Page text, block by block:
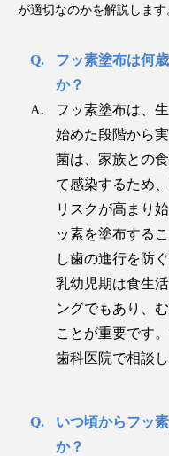
が適切なのかを解説します
フッ素塗布は何
か？
フッ素塗布は、
始めた段階から
菌は、家族との
て感染するため
リスクが高まり
ッ素を塗布する
し歯の進行を防
乳幼児期は食生
ングでもあり、
ことが重要です
歯科医院で相談
いつ頃からフッ
か？